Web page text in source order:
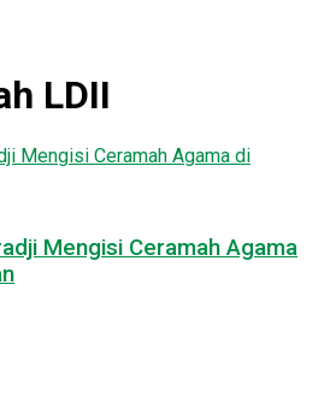
LDII
Mengisi Ceramah Agama